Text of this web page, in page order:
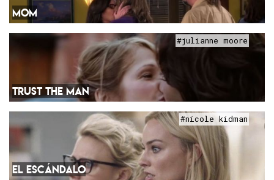
MOM
#julianne moore
TRUST THE MAN
#nicole kidman
EL ESCÁNDALO